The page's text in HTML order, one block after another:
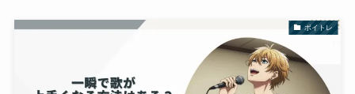
ボイトレ